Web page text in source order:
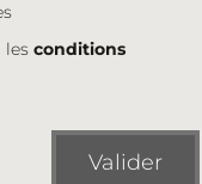
lesconditions
Valider